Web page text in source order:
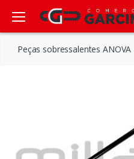
Peças sobressalentes ANOVA